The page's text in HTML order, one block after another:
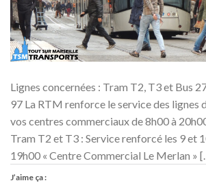
Lignes concernées : Tram T2, T3 et Bus
97 La RTM renforce le service des lignes
vos centres commerciaux de 8h00 à
Tram T2 et T3 : Service renforcé les 9 et
19h00 « Centre Commercial Le Merlan »
J’aime ça :